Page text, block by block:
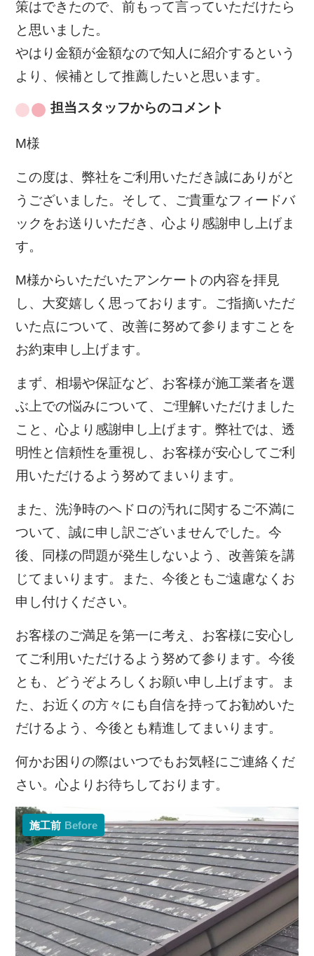
策はできたので、前もって言っていただけたら
と思いました。
やはり金額が金額なので知人に紹介するという
より、候補として推薦したいと思います。
担当スタッフからのコメント
M様
この度は、弊社をご利用いただき誠にありがと
うございました。そして、ご貴重なフィードバ
ックをお送りいただき、心より感謝申し上げま
す。
M様からいただいたアンケートの内容を拝見
し、大変嬉しく思っております。ご指摘いただ
いた点について、改善に努めて参りますことを
お約束申し上げます。
まず、相場や保証など、お客様が施工業者を選
ぶ上での悩みについて、ご理解いただけました
こと、心より感謝申し上げます。弊社では、透
明性と信頼性を重視し、お客様が安心してご利
用いただけるよう努めてまいります。
また、洗浄時のヘドロの汚れに関するご不満に
ついて、誠に申し訳ございませんでした。今
後、同様の問題が発生しないよう、改善策を講
じてまいります。また、今後ともご遠慮なくお
申し付けください。
お客様のご満足を第一に考え、お客様に安心し
てご利用いただけるよう努めて参ります。今後
とも、どうぞよろしくお願い申し上げます。ま
た、お近くの方々にも自信を持ってお勧めいた
だけるよう、今後とも精進してまいります。
何かお困りの際はいつでもお気軽にご連絡くだ
さい。心よりお待ちしております。
施工前 Before